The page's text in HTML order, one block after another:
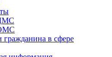
гражданина в сфере